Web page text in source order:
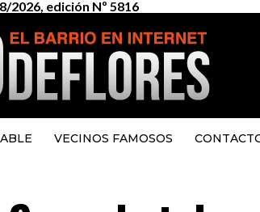
2026, edición Nº 5816
VECINOS FAMOSOS